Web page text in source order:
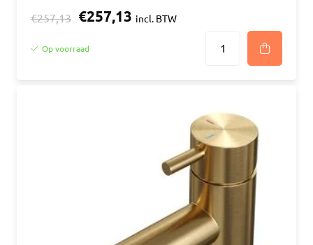
€257,13 €257,13 incl. BTW
Op voorraad